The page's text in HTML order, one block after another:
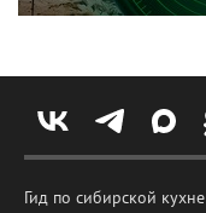
Гид по сибирской кухне